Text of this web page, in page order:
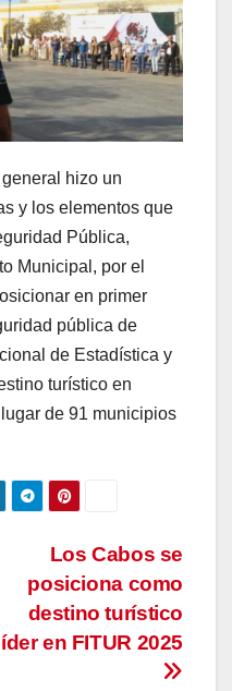
hizo un
y los elementos que
Pública,
Municipal, por el
en primer
pública de
de Estadística y
turístico en
de 91 municipios
Los Cabos se
posiciona como
destino turístico
líder en FITUR 2025